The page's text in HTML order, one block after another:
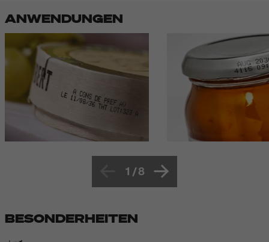
ANWENDUNGEN
1 /8
BESONDERHEITEN